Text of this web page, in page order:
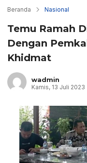
Beranda Nasional
Temu Ramah
Dengan
Khidmat
wadmin
Kamis, 13 Juli 2023